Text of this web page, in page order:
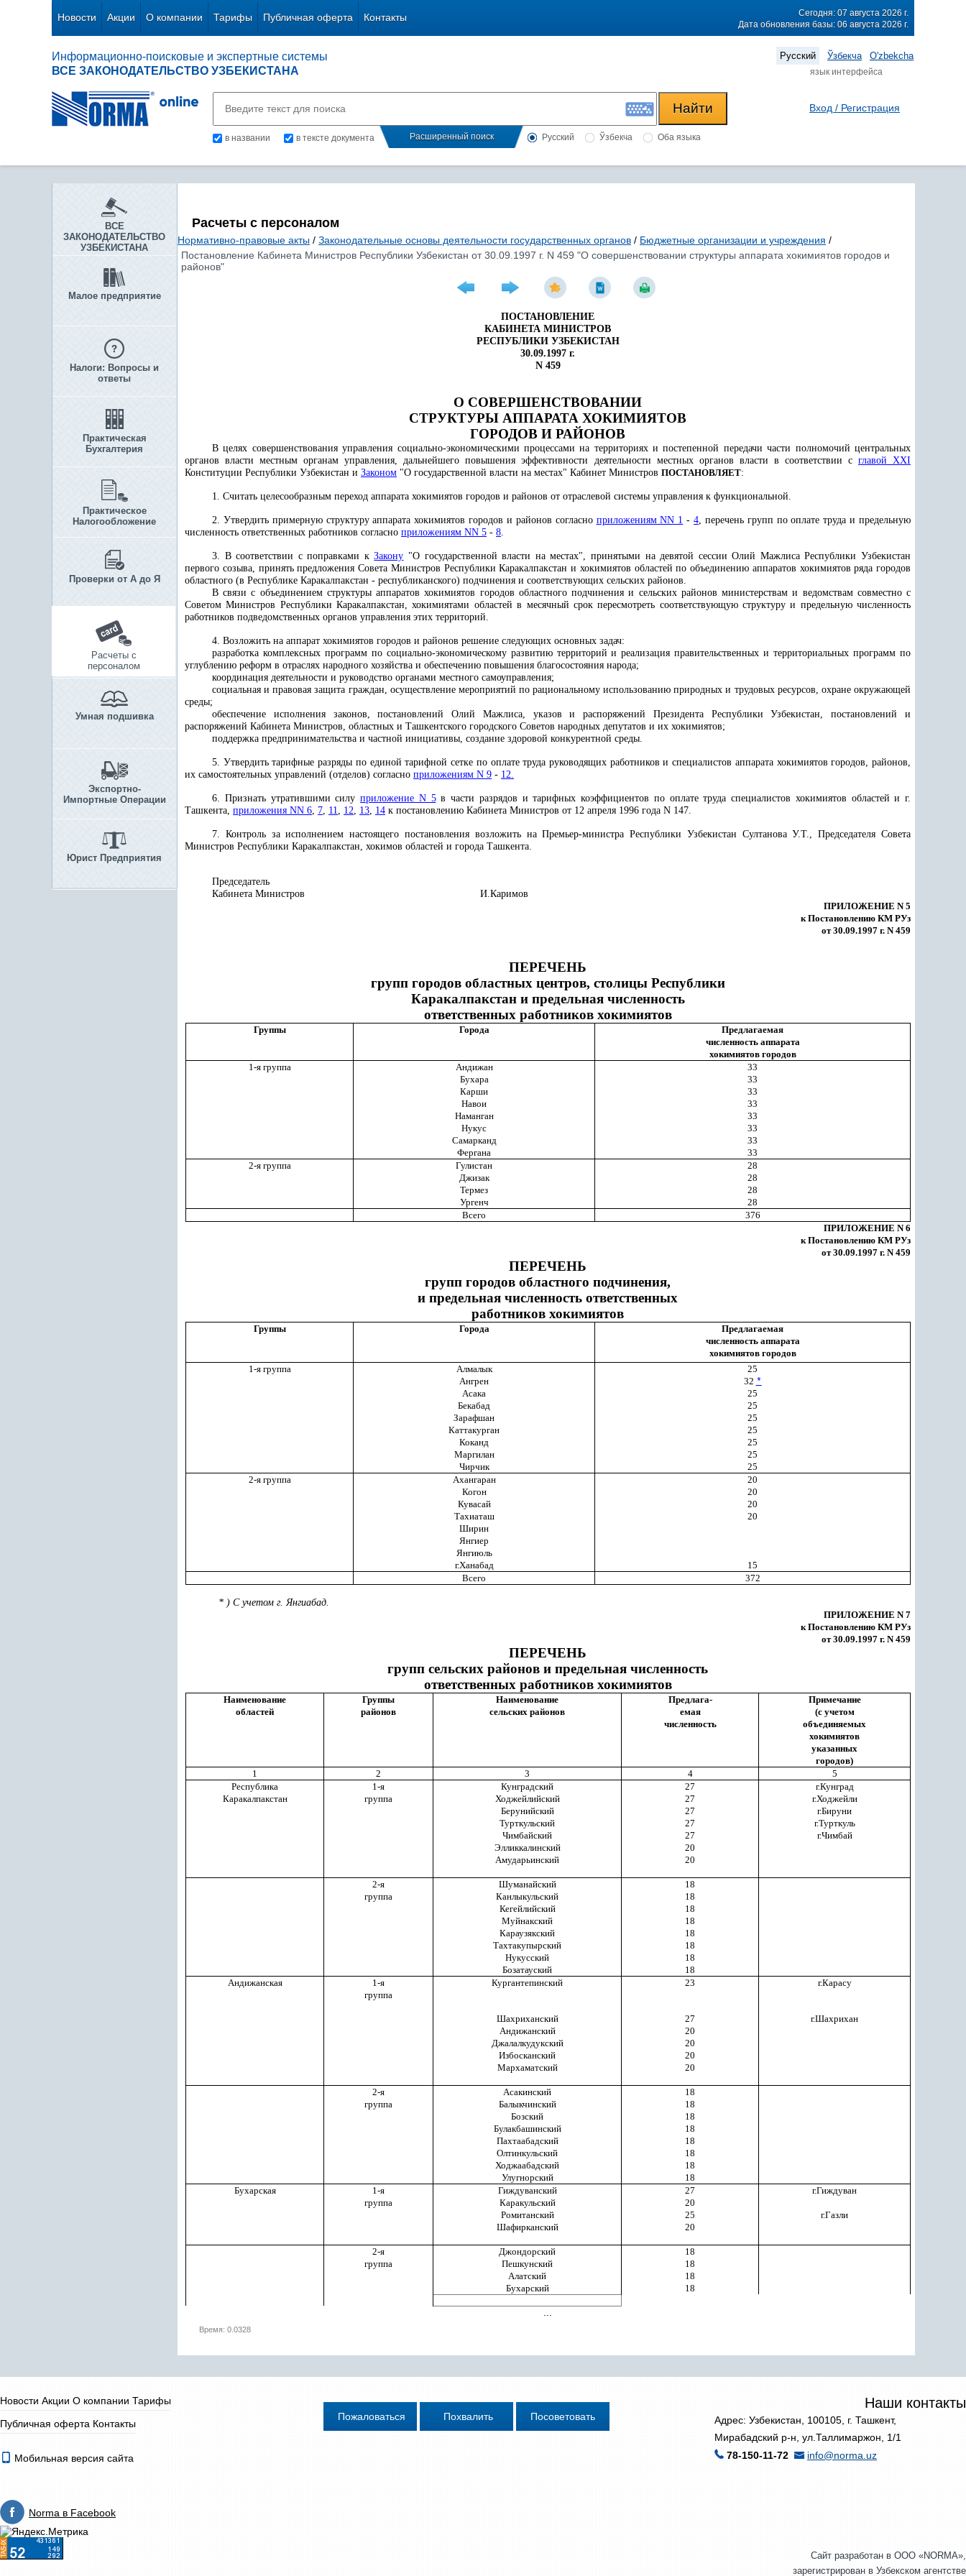
Новости Акции О компании Тарифы Публичная оферта Контакты
Сегодня: 07 августа 2026 г.
Дата обновления базы: 06 августа 2026 г.
Информационно-поисковые и экспертные системы
ВСЕ ЗАКОНОДАТЕЛЬСТВО УЗБЕКИСТАНА
Русский Ўзбекча O'zbekcha
язык интерфейса
в названии в тексте документа Расширенный поиск Русский Ўзбекча Оба языка
Вход / Регистрация
ВСЕ
ЗАКОНОДАТЕЛЬСТВО
УЗБЕКИСТАНА
Малое предприятие
Налоги: Вопросы и
ответы
Практическая
Бухгалтерия
Практическое
Налогообложение
Проверки от А до Я
Расчеты с
персоналом
Умная подшивка
Экспортно-
Импортные Операции
Юрист Предприятия
Расчеты с персоналом
Нормативно-правовые акты / Законодательные основы деятельности государственных органов / Бюджетные организации и учреждения /
Постановление Кабинета Министров Республики Узбекистан от 30.09.1997 г. N 459 "О совершенствовании структуры аппарата хокимиятов городов и
районов"
ПОСТАНОВЛЕНИЕ
КАБИНЕТА МИНИСТРОВ
РЕСПУБЛИКИ УЗБЕКИСТАН
30.09.1997 г.
N 459
О СОВЕРШЕНСТВОВАНИИ
СТРУКТУРЫ АППАРАТА ХОКИМИЯТОВ
ГОРОДОВ И РАЙОНОВ
В целях совершенствования управления социально-экономическими процессами на территориях и постепенной передачи части полномочий центральных
органов власти местным органам управления, дальнейшего повышения эффективности деятельности местных органов власти в соответствии с главой XXI
Конституции Республики Узбекистан и Законом "О государственной власти на местах" Кабинет Министров ПОСТАНОВЛЯЕТ:
1. Считать целесообразным переход аппарата хокимиятов городов и районов от отраслевой системы управления к функциональной.
2. Утвердить примерную структуру аппарата хокимиятов городов и районов согласно приложениям NN 1 -4, перечень групп по оплате труда и предельную
численность ответственных работников согласно приложениям NN 5 - 8.
3. В соответствии с поправками кЗакону "О государственной власти на местах", принятыми на девятой сессии Олий Мажлиса Республики Узбекистан
первого созыва, принять предложения Совета Министров Республики Каракалпакстан и хокимиятов областей по объединению аппаратов хокимиятов ряда городов
областного (в Республике Каракалпакстан - республиканского) подчинения и соответствующих сельских районов.
В связи с объединением структуры аппаратов хокимиятов городов областного подчинения и сельских районов министерствам и ведомствам совместно с
Советом Министров Республики Каракалпакстан, хокимиятами областей в месячный срок пересмотреть соответствующую структуру и предельную численность
работников подведомственных органов управления этих территорий.
4. Возложить на аппарат хокимиятов городов и районов решение следующих основных задач:
разработка комплексных программ по социально-экономическому развитию территорий и реализация правительственных и территориальных программ по
углублению реформ в отраслях народного хозяйства и обеспечению повышения благосостояния народа;
координация деятельности и руководство органами местного самоуправления;
социальная и правовая защита граждан, осуществление мероприятий по рациональному использованию природных и трудовых ресурсов, охране окружающей
среды;
обеспечение исполнения законов, постановлений Олий Мажлиса, указов и распоряжений Президента Республики Узбекистан, постановлений и
распоряжений Кабинета Министров, областных и Ташкентского городского Советов народных депутатов и их хокимиятов;
поддержка предпринимательства и частной инициативы, создание здоровой конкурентной среды.
5. Утвердить тарифные разряды по единой тарифной сетке по оплате труда руководящих работников и специалистов аппарата хокимиятов городов, районов,
их самостоятельных управлений (отделов) согласно приложениям N 9 - 12.
6. Признать утратившими силу приложение N 5в части разрядов и тарифных коэффициентов по оплате труда специалистов хокимиятов областей и г.
Ташкента, приложения NN 6, 7, 11, 12, 13, 14 к постановлению Кабинета Министров от 12 апреля 1996 года N 147.
7. Контроль за исполнением настоящего постановления возложить на Премьер-министра Республики Узбекистан Султанова У.Т., Председателя Совета
Министров Республики Каракалпакстан, хокимов областей и города Ташкента.
Председатель
Кабинета Министров
И.Каримов
ПРИЛОЖЕНИЕ N 5
к Постановлению КМ РУз
от 30.09.1997 г. N 459
ПЕРЕЧЕНЬ
групп городов областных центров, столицы Республики
Каракалпакстан и предельная численность
ответственных работников хокимиятов
Группы Города
Предлагаемая
численность аппарата
хокимиятов городов
1-я группа
Андижан
33
Бухара
33
Карши
33
Навои
33
Наманган
33
Нукус
33
Самарканд
33
Фергана
33
2-я группа
Гулистан
28
Джизак
28
Термез
28
Ургенч
28
Всего
376
ПРИЛОЖЕНИЕ N 6
к Постановлению КМ РУз
от 30.09.1997 г. N 459
ПЕРЕЧЕНЬ
групп городов областного подчинения,
и предельная численность ответственных
работников хокимиятов
Группы Города
Предлагаемая
численность аппарата
хокимиятов городов
1-я группа
Алмалык
25
Ангрен
32 *
Асака
25
Бекабад
25
Зарафшан
25
Каттакурган
25
Коканд
25
Маргилан
25
Чирчик
25
2-я группа
Ахангаран
20
Когон
20
Кувасай
20
Тахиаташ
20
Ширин
Янгиер
Янгиюль
г.Ханабад
15
Всего
372
* ) С учетом г. Янгиабад.
ПРИЛОЖЕНИЕ N 7
к Постановлению КМ РУз
от 30.09.1997 г. N 459
ПЕРЕЧЕНЬ
групп сельских районов и предельная численность
ответственных работников хокимиятов
Наименование
областей
Группы
районов
Наименование
сельских районов
Предлага-
емая
численность
Примечание
(с учетом
объединяемых
хокимиятов
указанных
городов)
1
2 3 4
5
Республика
1-я Кунградский 27
г.Кунград
Каракалпакстан
группа Ходжейлийский 27
г.Ходжейли
Берунийский
27
г.Бируни
Турткульский
27
г.Турткуль
Чимбайский
27
г.Чимбай
Элликкалинский
20
Амударьинский
20
2-я Шуманайский
18
группа
Канлыкульский
18
Кегейлийский
18
Муйнакский
18
Караузякский
18
Тахтакупырский
18
Нукусский
18
Бозатауский
18
Андижанская
1-я Кургантепинский 23
г.Карасу
группа
Шахриханский 27
г.Шахрихан
Андижанский
20
Джалалкудукский
20
Избосканский
20
Мархаматский
20
2-я Асакинский
18
группа
Балыкчинский
18
Бозский
18
Булакбашинский
18
Пахтаабадский
18
Олтинкульский
18
Ходжаабадский
18
Улугнорский
18
Бухарская
1-я Гиждуванский 27
г.Гиждуван
группа
Каракульский
20
Ромитанский
25
г.Газли
Шафирканский
20
2-я Джондорский
18
группа
Пешкунский
18
Алатский
18
Бухарский
18
Время: 0.0328
Новости Акции О компании Тарифы
Публичная оферта Контакты
Наши контакты
Адрес: Узбекистан, 100105, г. Ташкент,
Мирабадский р-н, ул.Таллимаржон, 1/1
78-150-11-72
info@norma.uz
Мобильная версия сайта
Norma в Facebook
Сайт разработан в ООО «NORMA»,
зарегистрирован в Узбекском агентстве